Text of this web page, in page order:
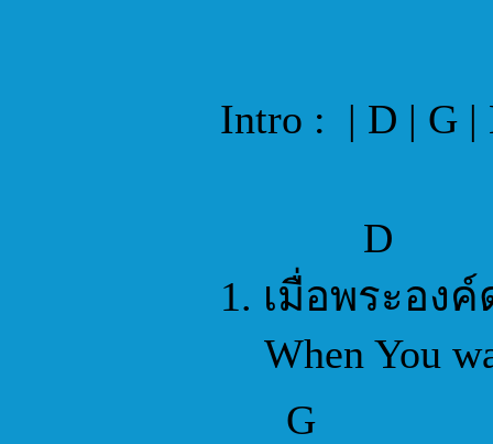
Intro : | D | G |
D
1. เมื่อพระอง
When You
G